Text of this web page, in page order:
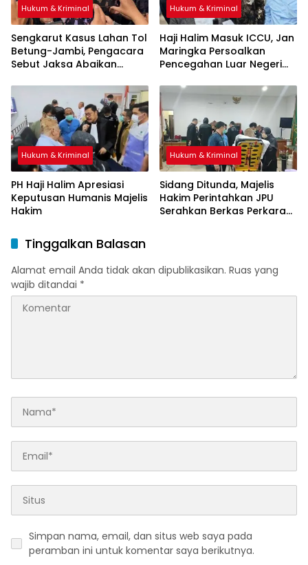
Hukum & Kriminal
Sengkarut Kasus Lahan Tol
Betung-Jambi, Pengacara
Sebut Jaksa Abaikan
PSN
Hukum & Kriminal
Haji Halim Masuk ICCU, Jan
Maringka Persoalkan
Pencegahan Luar Negeri
Hukum & Kriminal
PH Haji Halim Apresiasi
Keputusan Humanis Majelis
Hakim
Hukum & Kriminal
Sidang Ditunda, Majelis
Hakim Perintahkan JPU
Serahkan Berkas Perkara
Tinggalkan Balasan
Alamat email Anda tidak akan dipublikasikan. Ruas yang
wajib ditandai *
Simpan nama, email, dan situs web saya pada
peramban ini untuk komentar saya berikutnya.